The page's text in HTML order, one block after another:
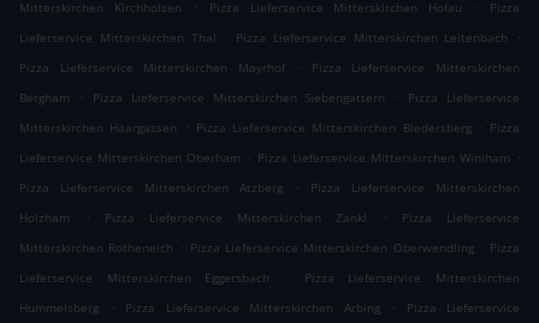
Mitterskirchen Kirchholzen
. Pizza Lieferservice Mitterskirchen Hofau .
Pizza
Lieferservice Mitterskirchen Thal
. Pizza Lieferservice Mitterskirchen Leitenbach
.
Pizza Lieferservice Mitterskirchen Mayrhof
.
Pizza Lieferservice Mitterskirchen
Bergham
. Pizza Lieferservice Mitterskirchen Siebengattern .
Pizza Lieferservice
Mitterskirchen Haargassen
. Pizza Lieferservice Mitterskirchen Biedersberg . Pizza
Lieferservice Mitterskirchen Oberham . Pizza Lieferservice Mitterskirchen Winiham .
Pizza Lieferservice Mitterskirchen Atzberg
.
Pizza Lieferservice Mitterskirchen
Holzham
. Pizza Lieferservice Mitterskirchen Zankl .
Pizza Lieferservice
Mitterskirchen Rotheneich
. Pizza Lieferservice Mitterskirchen Oberwendling . Pizza
Lieferservice Mitterskirchen Eggersbach
.
Pizza Lieferservice Mitterskirchen
Hummelsberg
. Pizza Lieferservice Mitterskirchen Arbing .
Pizza Lieferservice